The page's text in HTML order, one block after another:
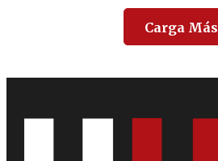
Carga Más